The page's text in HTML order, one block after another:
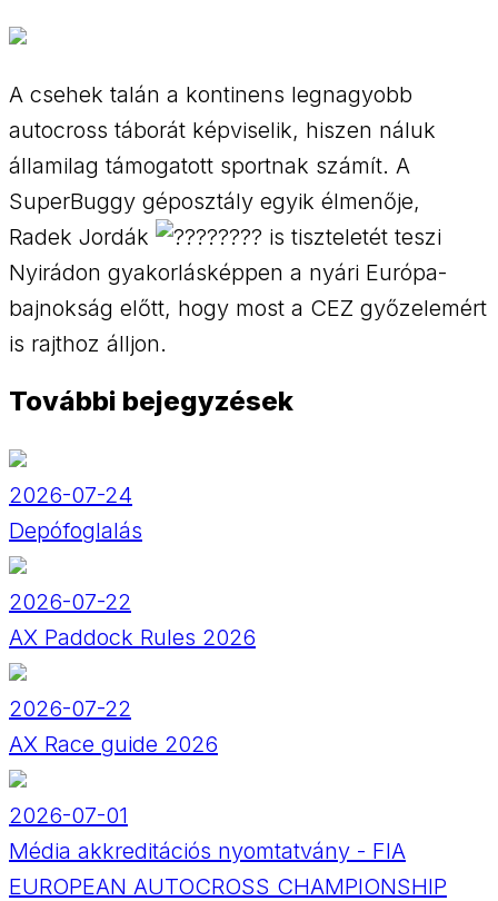
A csehek talán a kontinens legnagyobb
autocross táborát képviselik, hiszen náluk
államilag támogatott sportnak számít. A
SuperBuggy géposztály egyik élmenője,
Radek Jordák
is tiszteletét teszi
Nyirádon gyakorlásképpen a nyári Európa-
bajnokság előtt, hogy most a CEZ győzelemért
is rajthoz álljon.
További bejegyzések
2026-07-24
Depófoglalás
2026-07-22
AX Paddock Rules 2026
2026-07-22
AX Race guide 2026
2026-07-01
Média akkreditációs nyomtatvány - FIA
EUROPEAN AUTOCROSS CHAMPIONSHIP